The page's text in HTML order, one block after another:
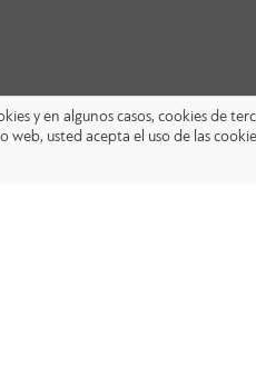
y en algunos casos, cookies de
web, usted acepta el uso de las